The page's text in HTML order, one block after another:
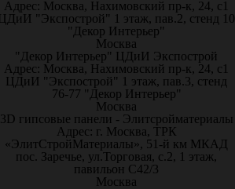
Адрес: Москва, Нахимовский пр-к, 24, с1
"Экспострой" 1 этаж, пав.2, стенд 10
"Декор Интерьер"
Москва
"Декор Интерьер" ЦДиИ Экспострой
Адрес: Москва, Нахимовский пр-к, 24, с1
ЦДиИ "Экспострой" 1 этаж, пав.3, стенд
76-77 "Декор Интерьер"
Москва
3D гипсовые панели - Элитсройматериалы
Адрес: г. Москва, ТРК
«ЭлитСтройМатериалы», 51-й км МКАД
пос. Заречье, ул.Торговая, с.2, 1 этаж,
павильон С42/3
Москва